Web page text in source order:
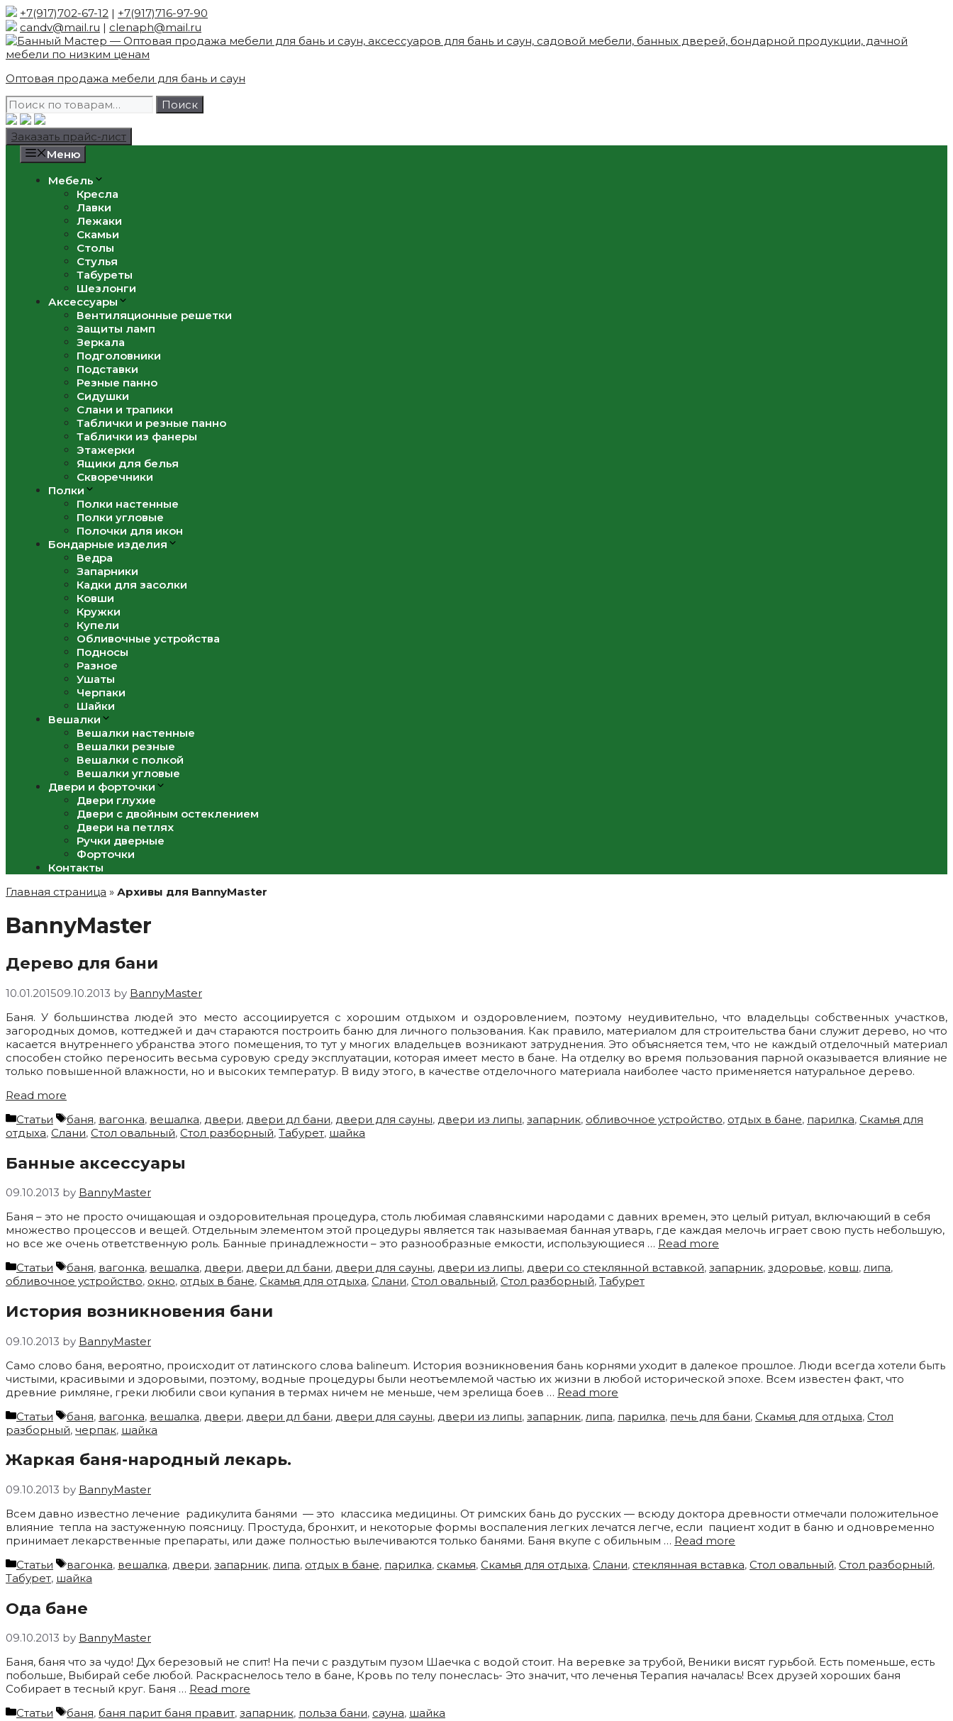
Skip
to
content
+7(917)702-67-12 | +7(917)716-97-90
candv@mail.ru | clenaph@mail.ru
Оптовая продажа мебели для бань и саун
Искать:
Поиск
Заказать прайс-лист
Меню
Мебель
Кресла
Лавки
Лежаки
Скамьи
Столы
Стулья
Табуреты
Шезлонги
Аксессуары
Вентиляционные решетки
Защиты ламп
Зеркала
Подголовники
Подставки
Резные панно
Сидушки
Слани и трапики
Таблички и резные панно
Таблички из фанеры
Этажерки
Ящики для белья
Скворечники
Полки
Полки настенные
Полки угловые
Полочки для икон
Бондарные изделия
Ведра
Запарники
Кадки для засолки
Ковши
Кружки
Купели
Обливочные устройства
Подносы
Разное
Ушаты
Черпаки
Шайки
Вешалки
Вешалки настенные
Вешалки резные
Вешалки с полкой
Вешалки угловые
Двери и форточки
Двери глухие
Двери с двойным остеклением
Двери на петлях
Ручки дверные
Форточки
Контакты
Главная страница » Архивы для BannyMaster
BannyMaster
Дерево для бани
10.01.201509.10.2013 by BannyMaster
Баня. У большинства людей это место ассоциируется с хорошим отдыхом и оздоровлением, поэтому неудивительно, что владельцы собственных участков,
загородных домов, коттеджей и дач стараются построить баню для личного пользования. Как правило, материалом для строительства бани служит дерево, но что
касается внутреннего убранства этого помещения, то тут у многих владельцев возникают затруднения. Это объясняется тем, что не каждый отделочный материал
способен стойко переносить весьма суровую среду эксплуатации, которая имеет место в бане. На отделку во время пользования парной оказывается влияние не
только повышенной влажности, но и высоких температур. В виду этого, в качестве отделочного материала наиболее часто применяется натуральное дерево.
Read more
Categories
Статьи Tags
баня, вагонка, вешалка, двери, двери дл бани, двери для сауны, двери из липы, запарник, обливочное устройство, отдых в бане, парилка, Скамья для
отдыха, Слани, Стол овальный, Стол разборный, Табурет, шайка
Банные аксессуары
09.10.2013 by BannyMaster
Баня – это не просто очищающая и оздоровительная процедура, столь любимая славянскими народами с давних времен, это целый ритуал, включающий в себя
множество процессов и вещей. Отдельным элементом этой процедуры является так называемая банная утварь, где каждая мелочь играет свою пусть небольшую,
но все же очень ответственную роль. Банные принадлежности – это разнообразные емкости, использующиеся … Read more
Categories
Статьи Tags
баня, вагонка, вешалка, двери, двери дл бани, двери для сауны, двери из липы, двери со стеклянной вставкой, запарник, здоровье, ковш, липа,
обливочное устройство, окно, отдых в бане, Скамья для отдыха, Слани, Стол овальный, Стол разборный, Табурет
История возникновения бани
09.10.2013 by BannyMaster
Само слово баня, вероятно, происходит от латинского слова balineum. История возникновения бань корнями уходит в далекое прошлое. Люди всегда хотели быть
чистыми, красивыми и здоровыми, поэтому, водные процедуры были неотъемлемой частью их жизни в любой исторической эпохе. Всем известен факт, что
древние римляне, греки любили свои купания в термах ничем не меньше, чем зрелища боев … Read more
Categories
Статьи Tags
баня, вагонка, вешалка, двери, двери дл бани, двери для сауны, двери из липы, запарник, липа, парилка, печь для бани, Скамья для отдыха, Стол
разборный, черпак, шайка
Жаркая баня-народный лекарь.
09.10.2013 by BannyMaster
Всем давно известно лечение радикулита банями — это классика медицины. От римских бань до русских — всюду доктора древности отмечали положительное
влияние тепла на застуженную поясницу. Простуда, бронхит, и некоторые формы воспаления легких лечатся легче, если пациент ходит в баню и одновременно
принимает лекарственные препараты, или даже полностью вылечиваются только банями. Баня вкупе с обильным … Read more
Categories
Статьи Tags
вагонка, вешалка, двери, запарник, липа, отдых в бане, парилка, скамья, Скамья для отдыха, Слани, стеклянная вставка, Стол овальный, Стол разборный,
Табурет, шайка
Ода бане
09.10.2013 by BannyMaster
Баня, баня что за чудо! Дух березовый не спит! На печи с раздутым пузом Шаечка с водой стоит. На веревке за трубой, Веники висят гурьбой. Есть поменьше, есть
побольше, Выбирай себе любой. Раскраснелось тело в бане, Кровь по телу понеслась- Это значит, что леченья Терапия началась! Всех друзей хороших баня
Собирает в тесный круг. Баня … Read more
Categories
Статьи Tags
баня, баня парит баня правит, запарник, польза бани, сауна, шайка